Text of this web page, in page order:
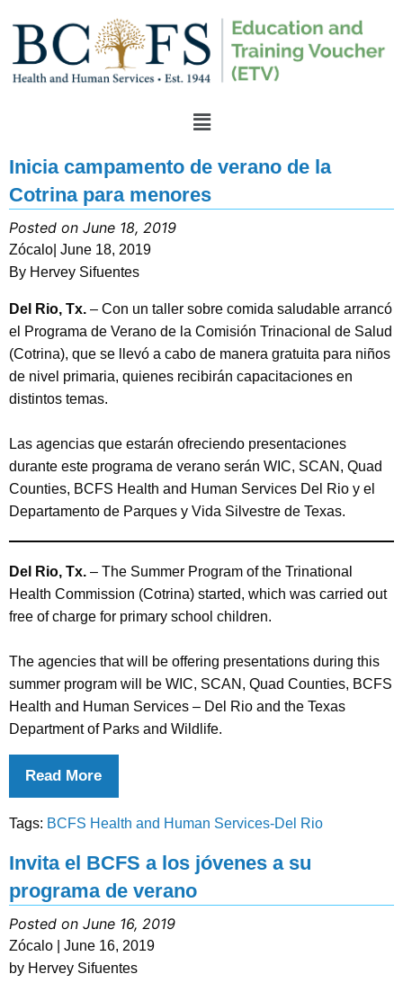
Inicia campamento de verano de la
Cotrina para menores
Posted on June 18, 2019
Zócalo| June 18, 2019
By Hervey Sifuentes
Del Rio, Tx. – Con un taller sobre comida saludable arrancó
el Programa de Verano de la Comisión Trinacional de Salud
(Cotrina), que se llevó a cabo de manera gratuita para niños
de nivel primaria, quienes recibirán capacitaciones en
distintos temas.
Las agencias que estarán ofreciendo presentaciones
durante este programa de verano serán WIC, SCAN, Quad
Counties, BCFS Health and Human Services Del Rio y el
Departamento de Parques y Vida Silvestre de Texas.
Del Rio, Tx. – The Summer Program of the Trinational
Health Commission (Cotrina) started, which was carried out
free of charge for primary school children.
The agencies that will be offering presentations during this
summer program will be WIC, SCAN, Quad Counties, BCFS
Health and Human Services – Del Rio and the Texas
Department of Parks and Wildlife.
Read More
Tags: BCFS Health and Human Services-Del Rio
Invita el BCFS a los jóvenes a su
programa de verano
Posted on June 16, 2019
Zócalo | June 16, 2019
by Hervey Sifuentes